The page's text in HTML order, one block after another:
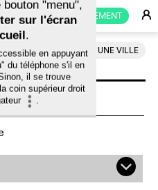
ABONNEMENT E
CHOISIR UNE VILLE
en
q
application
d'accueil :
"menu",
en appuyant